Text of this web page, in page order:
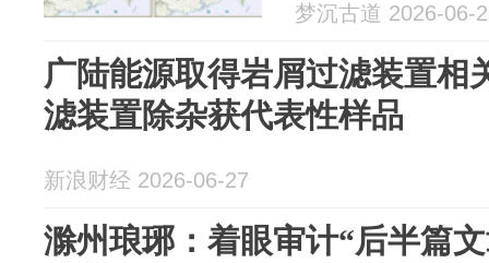
梦沉古道 2026-06-
广陆能源取得岩屑过滤装置相
滤装置除杂获代表性样品
新浪财经 2026-06-27
滁州琅琊：着眼审计“后半篇